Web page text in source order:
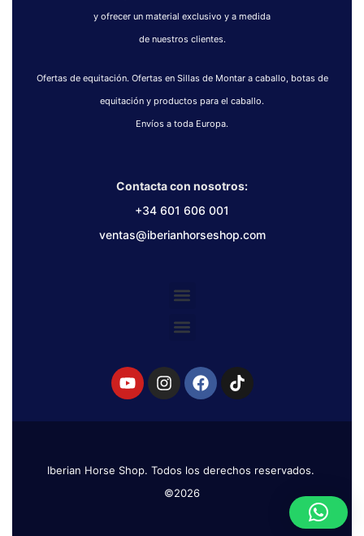
y ofrecer un material exclusivo y a medida
de nuestros clientes.
Ofertas de equitación. Ofertas en Sillas de Montar a caballo, botas de
equitación y productos para el caballo.
Envíos a toda Europa.
Contacta con nosotros:
+34 601 606 001
ventas@iberianhorseshop.com
Iberian Horse Shop. Todos los derechos reservados.
©2026